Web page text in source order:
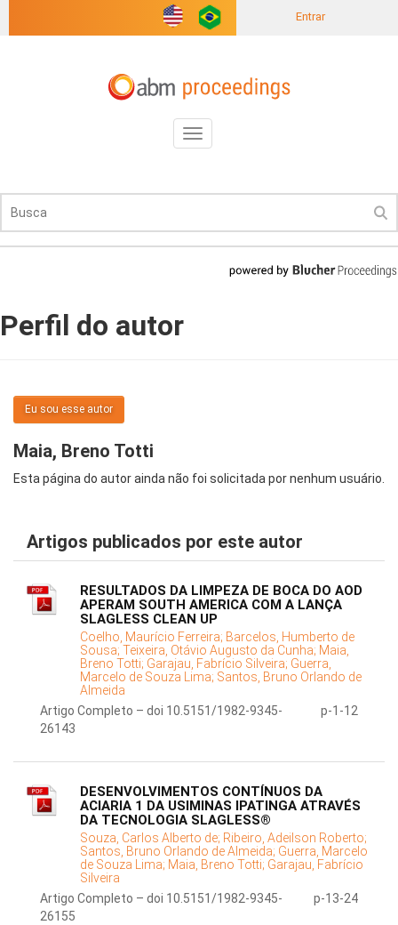
Entrar
Toggle
navigation
Perfil do autor
Eu sou esse autor
Maia, Breno Totti
Esta página do autor ainda não foi solicitada por nenhum usuário.
Artigos publicados por este autor
RESULTADOS DA LIMPEZA DE BOCA DO AOD
APERAM SOUTH AMERICA COM A LANÇA
SLAGLESS CLEAN UP
Coelho, Maurício Ferreira; Barcelos, Humberto de
Sousa; Teixeira, Otávio Augusto da Cunha; Maia,
Breno Totti; Garajau, Fabrício Silveira; Guerra,
Marcelo de Souza Lima; Santos, Bruno Orlando de
Almeida
Artigo Completo – doi 10.5151/1982-9345-
26143
p-1-12
DESENVOLVIMENTOS CONTÍNUOS DA
ACIARIA 1 DA USIMINAS IPATINGA ATRAVÉS
DA TECNOLOGIA SLAGLESS®
Souza, Carlos Alberto de; Ribeiro, Adeilson Roberto;
Santos, Bruno Orlando de Almeida; Guerra, Marcelo
de Souza Lima; Maia, Breno Totti; Garajau, Fabrício
Silveira
Artigo Completo – doi 10.5151/1982-9345-
26155
p-13-24